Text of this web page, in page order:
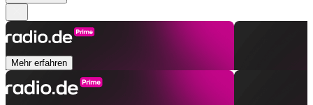
Mehr erfahren